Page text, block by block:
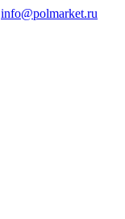
info@polmarket.ru